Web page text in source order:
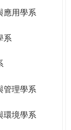
應用學系
系
管理學系
環境學系